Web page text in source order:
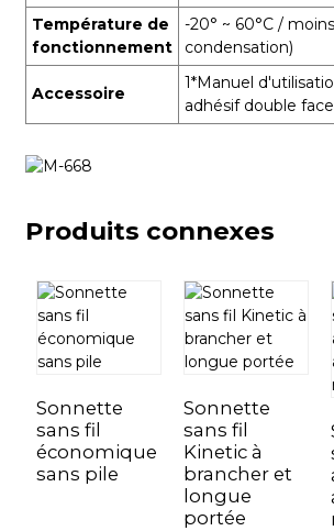
Température de
fonctionnement
-20° ~ 60°C /
condensation)
Accessoire
1*Manuel
adhésif double
Produits connexes
Sonnette
sans fil
économique
sans pile
Sonnette
sans fil
Kinetic à
brancher et
longue
portée